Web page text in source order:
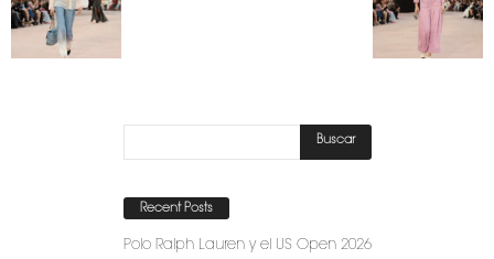
Recent Posts
Polo Ralph Lauren y el US Open 2026